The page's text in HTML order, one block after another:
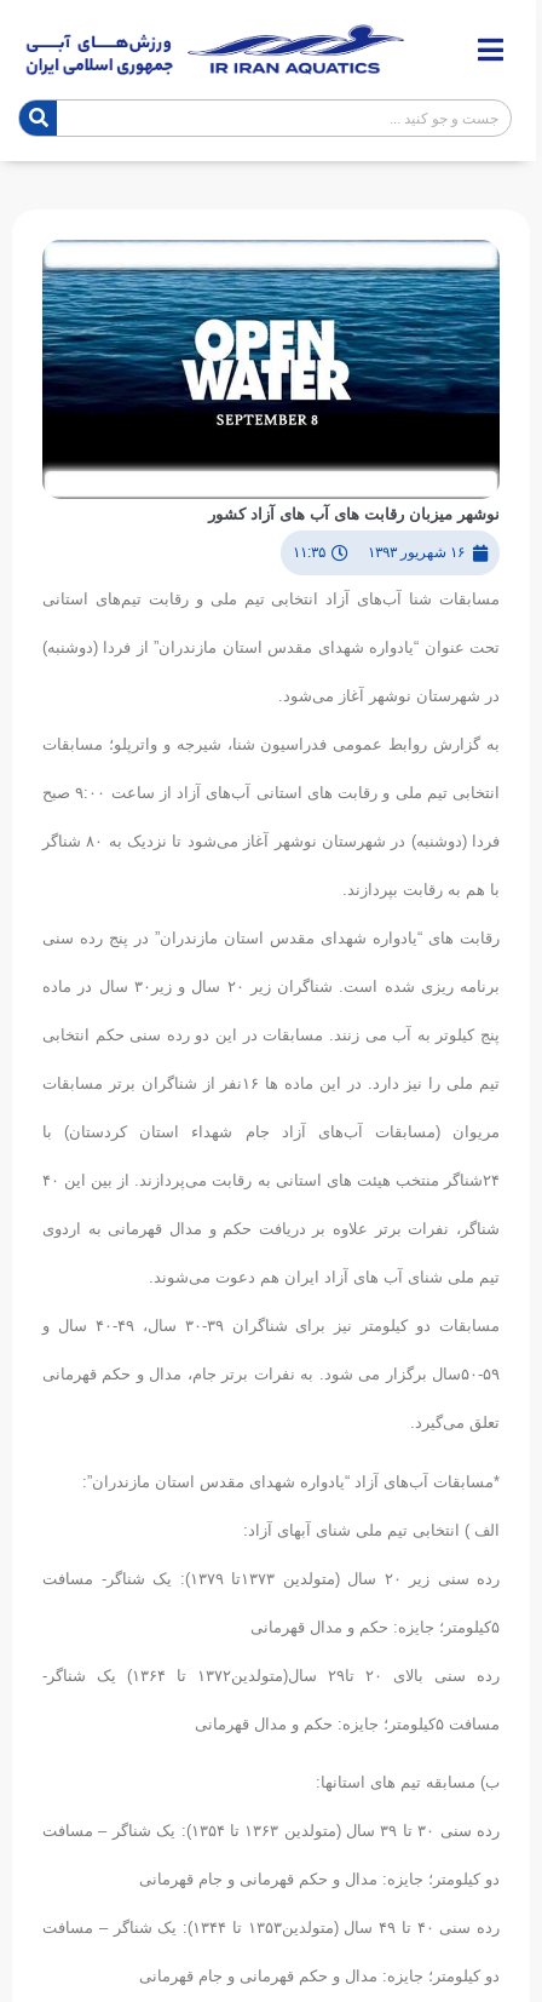
نوشهر میزبان رقابت های آب های آزاد کشور
۱۶ شهریور ۱۳۹۳ ۱۱:۳۵
مسابقات شنا آب‌های آزاد انتخابی تیم ملی و رقابت تیم‌های استانی
تحت عنوان “یادواره شهدای مقدس استان مازندران” از فردا (دوشنبه)
در شهرستان نوشهر آغاز می‌شود.
به گزارش روابط عمومی فدراسیون شنا، شیرجه و واترپلو؛ مسابقات
انتخابی تیم ملی و رقابت های استانی آب‌های آزاد از ساعت ۹:۰۰ صبح
فردا (دوشنبه) در شهرستان نوشهر آغاز می‌شود تا نزدیک به ۸۰ شناگر
با هم به رقابت بپردازند.
رقابت های “یادواره شهدای مقدس استان مازندران” در پنج رده سنی
برنامه ریزی شده است. شناگران زیر ۲۰ سال و زیر۳۰ سال در ماده
پنج کیلوتر به آب می زنند. مسابقات در این دو رده سنی حکم انتخابی
تیم ملی را نیز دارد. در این ماده ها ۱۶نفر از شناگران برتر مسابقات
مریوان (مسابقات آب‌های آزاد جام شهداء استان کردستان) با
۲۴شناگر منتخب هیئت های استانی به رقابت می‌پردازند. از بین این ۴۰
شناگر، نفرات برتر علاوه بر دریافت حکم و مدال قهرمانی به اردوی
تیم ملی شنای آب های آزاد ایران هم دعوت می‌شوند.
مسابقات دو کیلومتر نیز برای شناگران ۳۹-۳۰ سال، ۴۹-۴۰ سال و
۵۹-۵۰سال برگزار می شود. به نفرات برتر جام، مدال و حکم قهرمانی
تعلق می‌گیرد.
*مسابقات آب‌های آزاد “یادواره شهدای مقدس استان مازندران”:
الف ) انتخابی تیم ملی شنای آبهای آزاد:
رده سنی زیر ۲۰ سال (متولدین ۱۳۷۳تا ۱۳۷۹): یک شناگر- مسافت
۵کیلومتر؛ جایزه: حکم و مدال قهرمانی
رده سنی بالای ۲۰ تا۲۹ سال(متولدین۱۳۷۲ تا ۱۳۶۴) یک شناگر-
مسافت ۵کیلومتر؛ جایزه: حکم و مدال قهرمانی
ب) مسابقه تیم های استانها:
رده سنی ۳۰ تا ۳۹ سال (متولدین ۱۳۶۳ تا ۱۳۵۴): یک شناگر – مسافت
دو کیلومتر؛ جایزه: مدال و حکم قهرمانی و جام قهرمانی
رده سنی ۴۰ تا ۴۹ سال (متولدین۱۳۵۳ تا ۱۳۴۴): یک شناگر – مسافت
دو کیلومتر؛ جایزه: مدال و حکم قهرمانی و جام قهرمانی